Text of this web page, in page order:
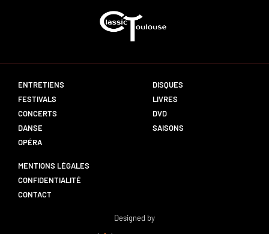
ENTRETIENS
FESTIVALS
CONCERTS
DANSE
OPÉRA
DISQUES
LIVRES
DVD
SAISONS
MENTIONS LÉGALES
CONFIDENTIALITÉ
CONTACT
Designed by